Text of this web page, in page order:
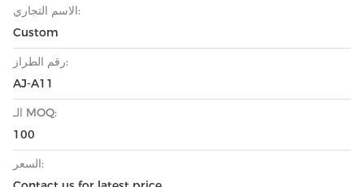
الاسم التجاري:
Custom
رقم الطراز:
AJ-A11
الـ MOQ:
100
السعر: